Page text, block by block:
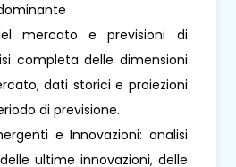
mercato e previsioni di
completa delle dimensioni
dati storici e proiezioni
di previsione.
e Innovazioni: analisi
ultime innovazioni, delle